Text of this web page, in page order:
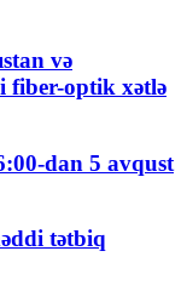
və
fiber-optik xətlə
dan 5 avqust
tətbiq